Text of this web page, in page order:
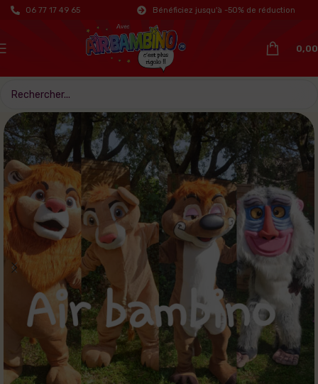
06 77 17 49 65 Bénéficiez jusqu'à -50% de réduction
0,00